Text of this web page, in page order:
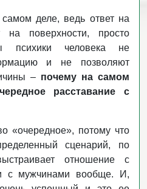
деле, ведь ответ на
на поверхности, просто
психики человека не
и не позволяют
– почему на самом
расставание с
«очередное», потому что
сценарий, по
отношение с
с мужчинами вообще. И,